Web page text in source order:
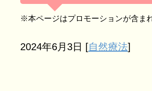
※本ページはプロモーションが含ま
2024年6月3日 [自然療法]